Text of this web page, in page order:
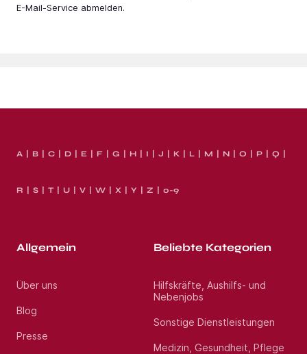
E-Mail-Service abmelden.
A B C D E F G H I J K L M N O P Q
R S T U V W X Y Z 0-9
Allgemein
Über uns
Blog
Presse
Beliebte Kategorien
Hilfskräfte, Aushilfs- und
Nebenjobs
Sonstige Dienstleistungen
Medizin, Gesundheit, Pflege